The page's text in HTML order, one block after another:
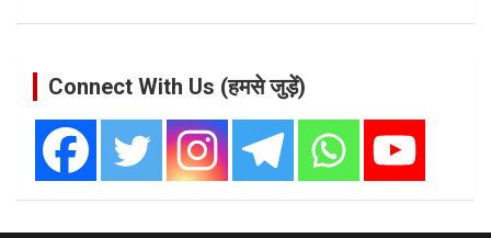
Connect With Us (हमसे जुड़ें)